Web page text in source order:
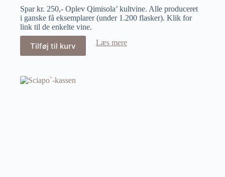
Spar kr. 250,- Oplev Qimisola’ kultvine. Alle produceret
i ganske få eksemplarer (under 1.200 flasker). Klik for
link til de enkelte vine.
Tilføj til kurv Læs mere